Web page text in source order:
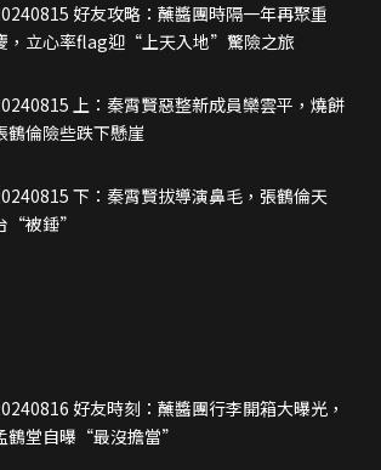
好友攻略：蘸醬團時隔一年再聚重
，立心率flag迎“上天入地”驚險之旅
上：秦霄賢惡整新成員欒雲平，燒餅
鶴倫險些跌下懸崖
下：秦霄賢拔導演鼻毛，張鶴倫天
“被錘”
好友時刻：蘸醬團行李開箱大曝光，
鶴堂自曝“最沒擔當”